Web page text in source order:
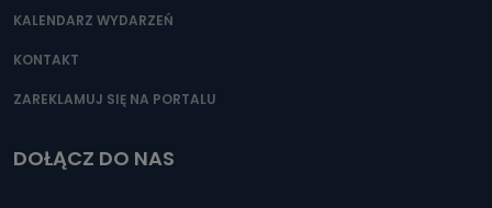
KALENDARZ WYDARZEŃ
KONTAKT
ZAREKLAMUJ SIĘ NA PORTALU
DOŁĄCZ DO NAS